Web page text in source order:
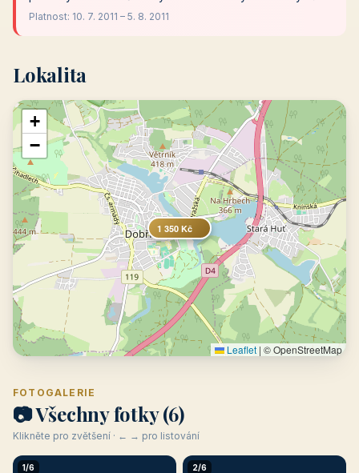
Platnost: 10. 7. 2011 – 5. 8. 2011
Lokalita
1 350 Kč
+
−
Leaflet | © OpenStreetMap
FOTOGALERIE
📷 Všechny fotky (6)
Klikněte pro zvětšení · ← → pro listování
1/6 2/6